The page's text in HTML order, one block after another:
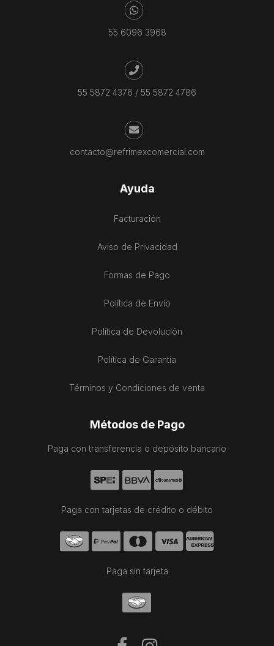
55 6096 3968
55 5872 4376 / 55 5872 4786
contacto@refrimexcomercial.com
Ayuda
Facturación
Aviso de Privacidad
Formas de Pago
Política de Envío
Política de Devolución
Política de Garantía
Términos y Condiciones de venta
Métodos de Pago
Paga con transferencia o depósito bancario
Paga con tarjetas de crédito o débito
Paga sin tarjeta